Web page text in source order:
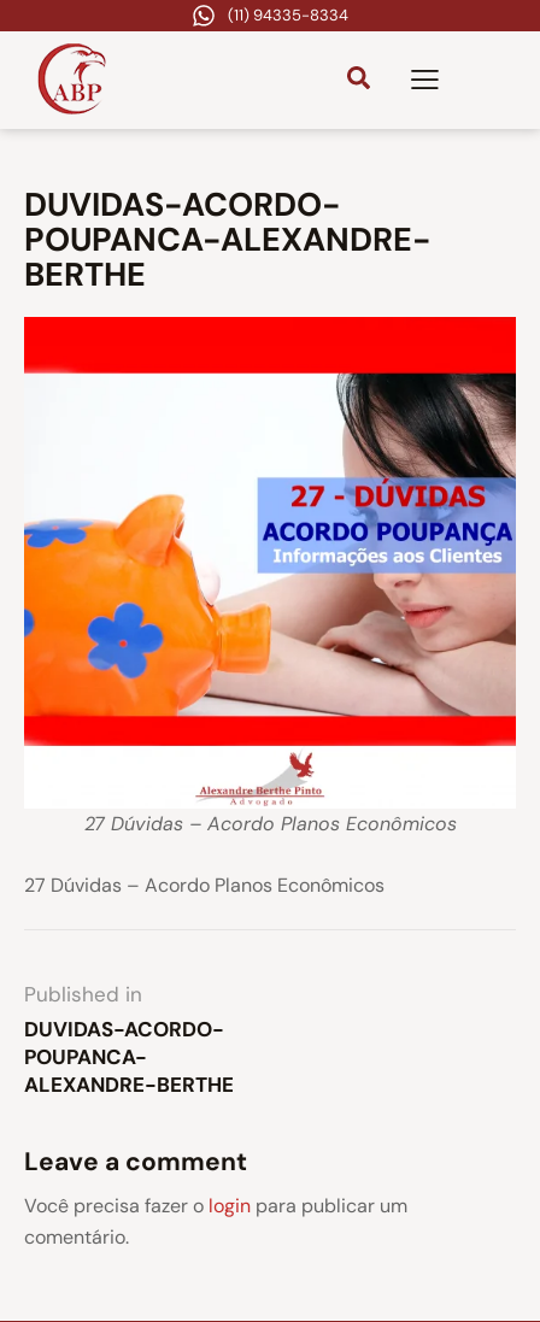
(11) 94335-8334
DUVIDAS-ACORDO-
POUPANCA-ALEXANDRE-
BERTHE
27 Dúvidas – Acordo Planos Econômicos
27 Dúvidas – Acordo Planos Econômicos
Published in
DUVIDAS-ACORDO-
POUPANCA-
ALEXANDRE-BERTHE
Leave a comment
Você precisa fazer o login para publicar um
comentário.